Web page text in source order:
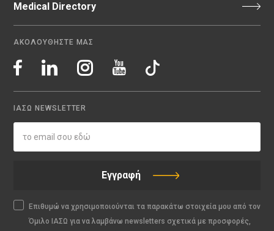
Medical Directory
ΑΚΟΛΟΥΘΗΣΤΕ ΜΑΣ
ΙΑΣΩ NEWSLETTER
Εγγραφή
Επιθυμώ να χρησιμοποιούνται τα παρακάτω στοιχεία μου από τον
Όμιλο ΙΑΣΩ για να λαμβάνω newsletters σχετικά με προσφορές,